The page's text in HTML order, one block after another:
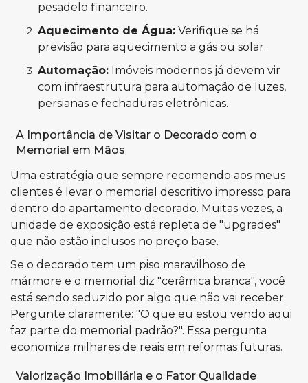
pesadelo financeiro.
Aquecimento de Água: Verifique se há
previsão para aquecimento a gás ou solar.
Automação: Imóveis modernos já devem vir
com infraestrutura para automação de luzes,
persianas e fechaduras eletrônicas.
A Importância de Visitar o Decorado com o
Memorial em Mãos
Uma estratégia que sempre recomendo aos meus
clientes é levar o memorial descritivo impresso para
dentro do apartamento decorado. Muitas vezes, a
unidade de exposição está repleta de "upgrades"
que não estão inclusos no preço base.
Se o decorado tem um piso maravilhoso de
mármore e o memorial diz "cerâmica branca", você
está sendo seduzido por algo que não vai receber.
Pergunte claramente: "O que eu estou vendo aqui
faz parte do memorial padrão?". Essa pergunta
economiza milhares de reais em reformas futuras.
Valorização Imobiliária e o Fator Qualidade